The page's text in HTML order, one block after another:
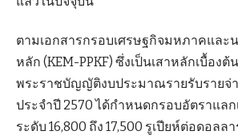
ตามเอกสารกรอบเศรษฐกิจมหภาคและ
หลัก (KEM-PPKF) ซึ่งเป็นเสาหลักเบื้อง
พระราชบัญญัติงบประมาณรายรับรายจ่า
ประจำปี 2570 ได้กำหนดกรอบอัตราแลก
ระดับ 16,800 ถึง 17,500 รูเปียห์ต่อดอล